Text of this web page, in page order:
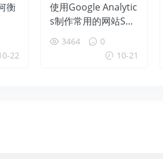
衡
22
使用Google Analytic
s制作常用的网站SEO
报告3464
0
10-21